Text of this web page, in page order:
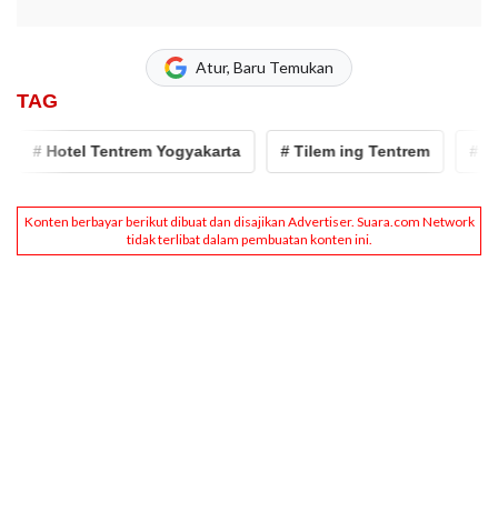
Atur, Baru Temukan
TAG
# Hotel Tentrem Yogyakarta # Tilem ing Tentrem #